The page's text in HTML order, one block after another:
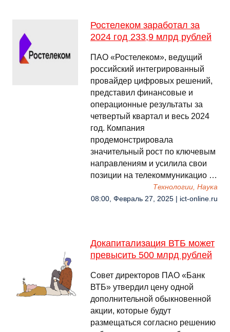
Ростелеком заработал за
2024 год 233,9 млрд рублей
ПАО «Ростелеком», ведущий
российский интегрированный
провайдер цифровых решений,
представил финансовые и
операционные результаты за
четвертый квартал и весь 2024
год. Компания
продемонстрировала
значительный рост по ключевым
направлениям и усилила свои
позиции на телекоммуникацио …
Технологии, Наука
08:00, Февраль 27, 2025 | ict-online.ru
Докапитализация ВТБ может
превысить 500 млрд рублей
Совет директоров ПАО «Банк
ВТБ» утвердил цену одной
дополнительной обыкновенной
акции, которые будут
размещаться согласно решению